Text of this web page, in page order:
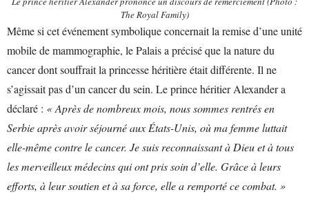
The Royal Family)
Même si cet événement symbolique concernait la remise d’une unité
mobile de mammographie, le Palais a précisé que la nature du
cancer dont souffrait la princesse héritière était différente. Il ne
s’agissait pas d’un cancer du sein. Le prince héritier Alexander a
déclaré : « Après de nombreux mois, nous sommes rentrés en
Serbie après avoir séjourné aux États-Unis, où ma femme luttait
elle-même contre le cancer. Je suis reconnaissant à Dieu et à tous
les merveilleux médecins qui ont pris soin d’elle. Grâce à leurs
efforts, à leur soutien et à sa force, elle a remporté ce combat. »